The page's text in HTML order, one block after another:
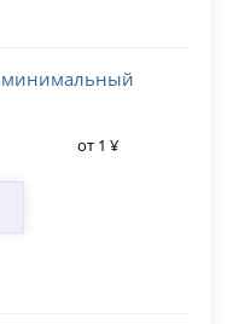
минимальный
от 1 ¥